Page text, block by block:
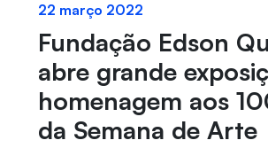
22 março 2022
Fundação Edson
abre grande
homenagem aos
da Semana de Arte